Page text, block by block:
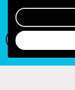
Com participar